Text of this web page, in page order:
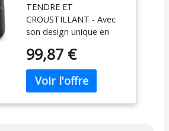
fonctions de
cuisson, format
XXL de 7,2L/1,4kg,
technologie
RapidAir, -90% de
matières grasses,
écran tactile, facile
à nettoyer, noir
(HD9285/90)
TENDRE ET
CROUSTILLANT - Avec
son design unique en
technologie Rapid Air fait
circuler l'air chaud pour
obtenir de délicieux plats
croustillants à l'extérieur
et moelleux à l'intérieur,
99,87 €